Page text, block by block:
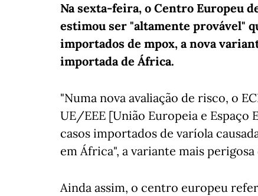
Na sexta-feira, o Centro Europeu
estimou ser "altamente provável"
importados de mpox, a nova
importada de África.
"Numa nova avaliação de risco, o
UE/EEE [União Europeia e Espaço
casos importados de varíola
em África", a variante mais perigosa
Ainda assim, o centro europeu